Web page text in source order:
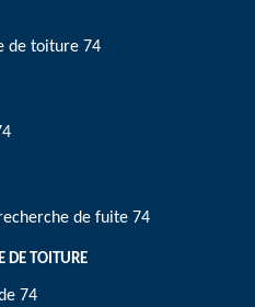
de toiture 74
de fuite 74
DE TOITURE
74